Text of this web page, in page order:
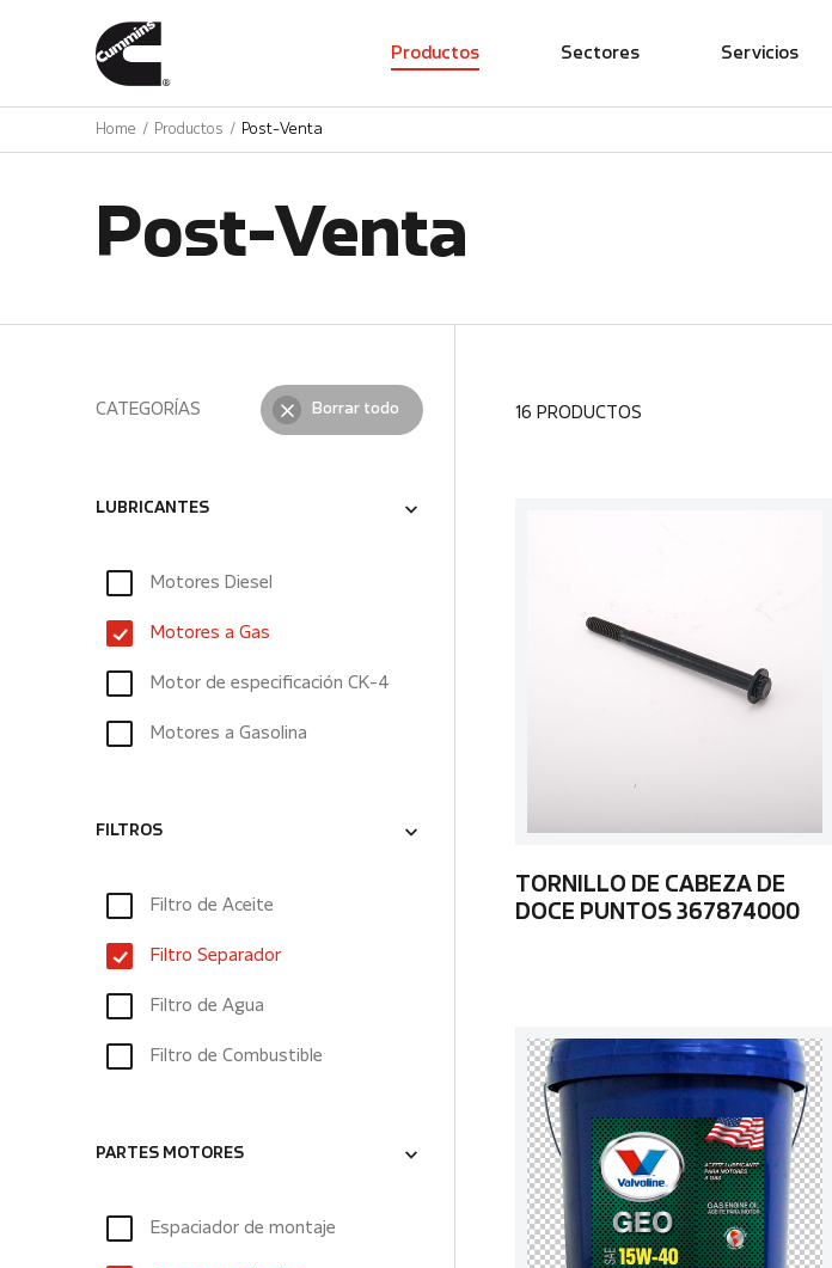
Productos Sectores Servicios
Home Productos Post-Venta
Post-Venta
CATEGORÍAS Borrar todo
LUBRICANTES
Motores Diesel
Motores a Gas
Motor de especificación CK-4
Motores a Gasolina
FILTROS
Filtro de Aceite
Filtro Separador
Filtro de Agua
Filtro de Combustible
PARTES MOTORES
Espaciador de montaje
16 PRODUCTOS
TORNILLO DE CABEZA DE
DOCE PUNTOS 367874000